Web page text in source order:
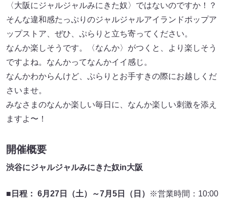
〈大阪にジャルジャルみにきた奴〉ではないのですか！？
そんな違和感たっぷりのジャルジャルアイランドポップア
ップストア、ぜひ、ぷらりと立ち寄ってください。
なんか楽しそうです。〈なんか〉がつくと、より楽しそう
ですよね。なんかってなんかイイ感じ。
なんかわからんけど、ぷらりとお手すきの際にお越しくだ
さいませ。
みなさまのなんか楽しい毎日に、なんか楽しい刺激を添え
ますよ〜！
開催概要
渋谷にジャルジャルみにきた奴in大阪
■日程： 6月27日（土）～7月5日（日）
※営業時間：10:00